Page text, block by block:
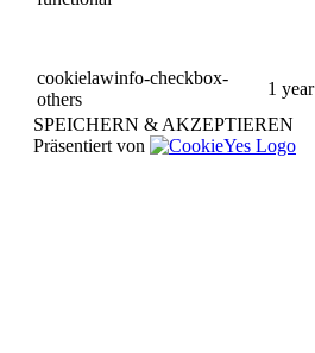
cookielawinfo-checkbox-
others
1 year
SPEICHERN & AKZEPTIEREN
Präsentiert von